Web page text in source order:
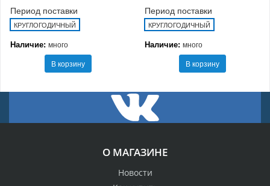
Период поставки
КРУГЛОГОДИЧНЫЙ
Наличие: много
В корзину
Период поставки
КРУГЛОГОДИЧНЫЙ
Наличие: много
В корзину
О МАГАЗИНЕ
Новости